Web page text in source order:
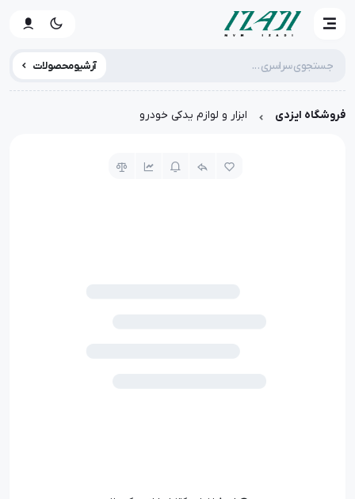
آرشیو محصولات
فروشگاه ایزدی ابزار و لوازم یدکی خودرو